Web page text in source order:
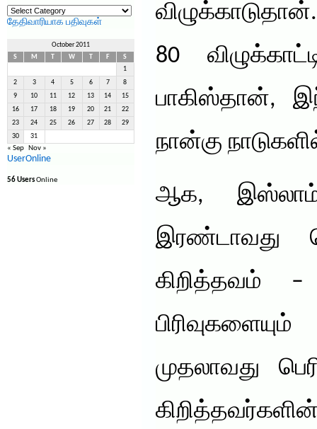
தலைப்புகளில்
தேட
தேதிவாரியாக பதிவுகள்
October 2011
S
M W F
S
1
2 3 4 5 6 7 8
9 10 11 12 13 14 15
16 17 18 19 20 21 22
23 24 25 26 27 28 29
30 31
« Sep Nov »
UserOnline
56 UsersOnline
80
பாகிஸ்தான்,
நான்கு
ஆக,
இரண்டாவது
கிறித்தவம்
முதலாவது